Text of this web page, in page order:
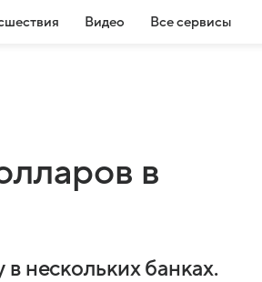
Видео Все сервисы
в
нескольких банках.